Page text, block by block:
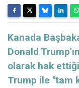
Kanada
Donald
olarak hak
Trump ile "tam